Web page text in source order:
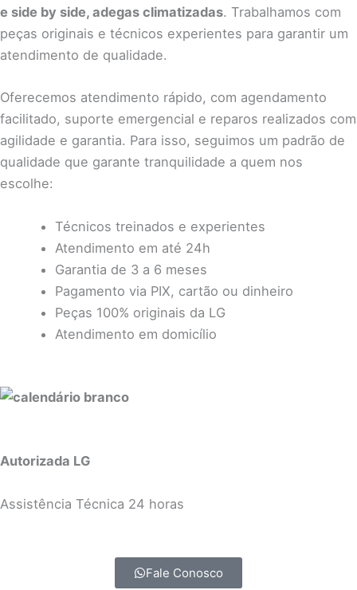
e side by side, adegas climatizadas. Trabalhamos com
peças originais e técnicos experientes para garantir um
atendimento de qualidade.
Oferecemos atendimento rápido, com agendamento
facilitado, suporte emergencial e reparos realizados com
agilidade e garantia. Para isso, seguimos um padrão de
qualidade que garante tranquilidade a quem nos
escolhe:
Técnicos treinados e experientes
Atendimento em até 24h
Garantia de 3 a 6 meses
Pagamento via PIX, cartão ou dinheiro
Peças 100% originais da LG
Atendimento em domicílio
Autorizada LG
Assistência Técnica 24 horas
Fale Conosco